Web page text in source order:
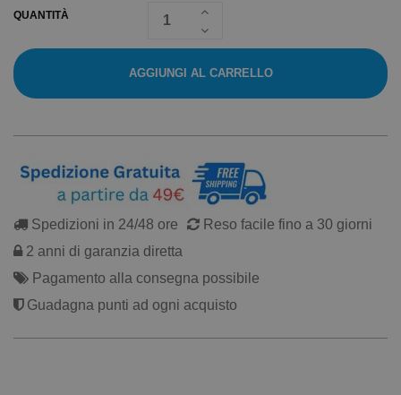
QUANTITÀ
AGGIUNGI AL CARRELLO
Spedizioni in 24/48 ore
Reso facile fino a 30 giorni
2 anni di garanzia diretta
Pagamento alla consegna possibile
Guadagna punti ad ogni acquisto